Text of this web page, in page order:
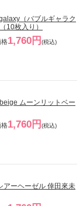
（バブルギャラク
10枚入り）
格1,760円 (税込)
ムーンリットベー
格1,760円 (税込)
アーヘーゼル 倖田來未